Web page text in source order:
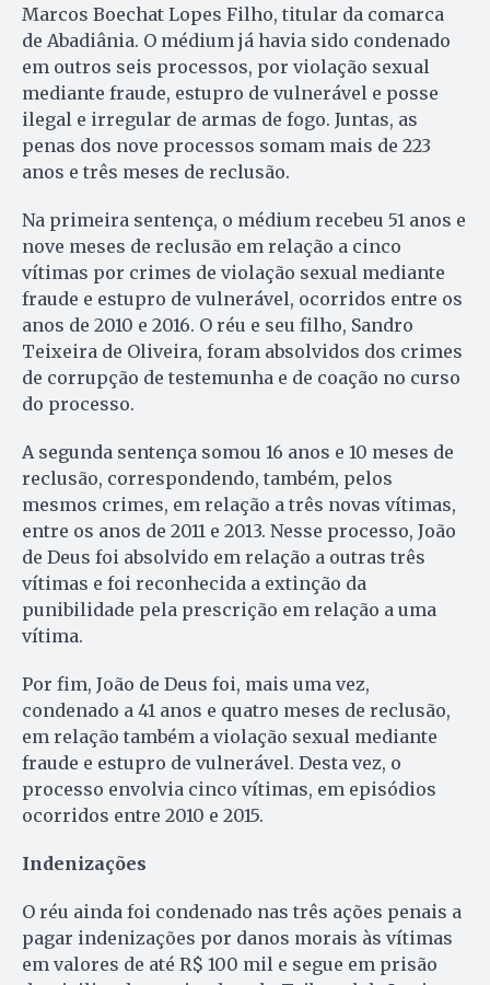
Marcos Boechat Lopes Filho, titular da comarca
de Abadiânia. O médium já havia sido condenado
em outros seis processos, por violação sexual
mediante fraude, estupro de vulnerável e posse
ilegal e irregular de armas de fogo. Juntas, as
penas dos nove processos somam mais de 223
anos e três meses de reclusão.
Na primeira sentença, o médium recebeu 51 anos e
nove meses de reclusão em relação a cinco
vítimas por crimes de violação sexual mediante
fraude e estupro de vulnerável, ocorridos entre os
anos de 2010 e 2016. O réu e seu filho, Sandro
Teixeira de Oliveira, foram absolvidos dos crimes
de corrupção de testemunha e de coação no curso
do processo.
A segunda sentença somou 16 anos e 10 meses de
reclusão, correspondendo, também, pelos
mesmos crimes, em relação a três novas vítimas,
entre os anos de 2011 e 2013. Nesse processo, João
de Deus foi absolvido em relação a outras três
vítimas e foi reconhecida a extinção da
punibilidade pela prescrição em relação a uma
vítima.
Por fim, João de Deus foi, mais uma vez,
condenado a 41 anos e quatro meses de reclusão,
em relação também a violação sexual mediante
fraude e estupro de vulnerável. Desta vez, o
processo envolvia cinco vítimas, em episódios
ocorridos entre 2010 e 2015.
Indenizações
O réu ainda foi condenado nas três ações penais a
pagar indenizações por danos morais às vítimas
em valores de até R$ 100 mil e segue em prisão